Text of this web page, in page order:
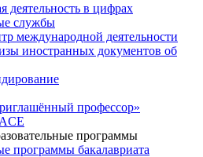
деятельность в цифрах
службы
международной деятельности
иностранных документов об
профессор»
программы
программы бакалавриата